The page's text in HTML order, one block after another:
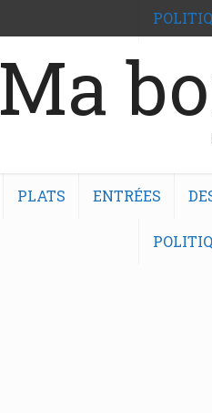
Ma
PLATS ENTRÉES